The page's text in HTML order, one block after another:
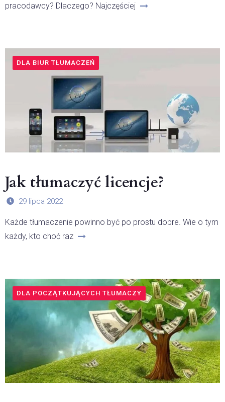
pracodawcy? Dlaczego? Najczęściej
DLA BIUR TŁUMACZEŃ
Jak tłumaczyć licencje?
29 lipca 2022
Każde tłumaczenie powinno być po prostu dobre. Wie o tym
każdy, kto choć raz
DLA POCZĄTKUJĄCYCH TŁUMACZY